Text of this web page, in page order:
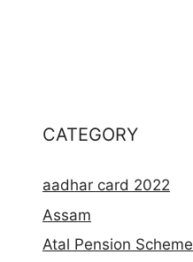
CATEGORY
aadhar card 2022
Assam
Atal Pension Scheme